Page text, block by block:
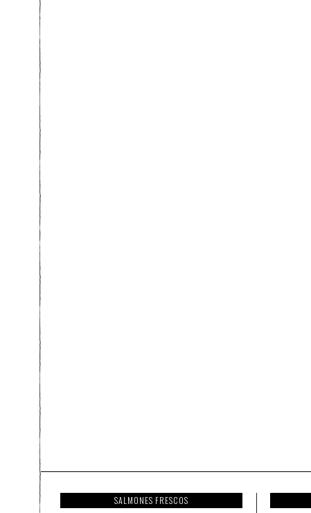
SALMONES FRESCOS